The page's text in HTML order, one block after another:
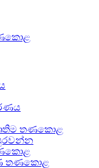
තණකොළ
තණකොළ